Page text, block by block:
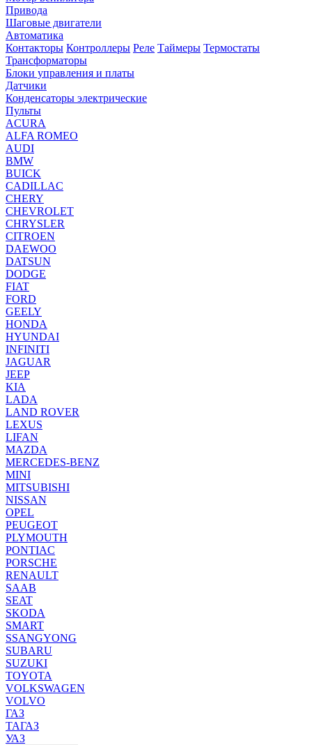
Привода
Шаговые двигатели
Автоматика
Контакторы Контроллеры Реле Таймеры Термостаты
Трансформаторы
Блоки управления и платы
Датчики
Конденсаторы электрические
Пульты
ACURA
ALFA ROMEO
AUDI
BMW
BUICK
CADILLAC
CHERY
CHEVROLET
CHRYSLER
CITROEN
DAEWOO
DATSUN
DODGE
FIAT
FORD
GEELY
HONDA
HYUNDAI
INFINITI
JAGUAR
JEEP
KIA
LADA
LAND ROVER
LEXUS
LIFAN
MAZDA
MERCEDES-BENZ
MINI
MITSUBISHI
NISSAN
OPEL
PEUGEOT
PLYMOUTH
PONTIAC
PORSCHE
RENAULT
SAAB
SEAT
SKODA
SMART
SSANGYONG
SUBARU
SUZUKI
TOYOTA
VOLKSWAGEN
VOLVO
ГАЗ
ТАГАЗ
УАЗ